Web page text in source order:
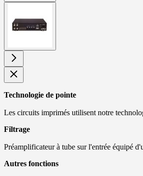
image
Technologie de pointe
Les circuits imprimés utilisent notre
Filtrage
Préamplificateur à tube sur l'entrée équipé
Autres fonctions